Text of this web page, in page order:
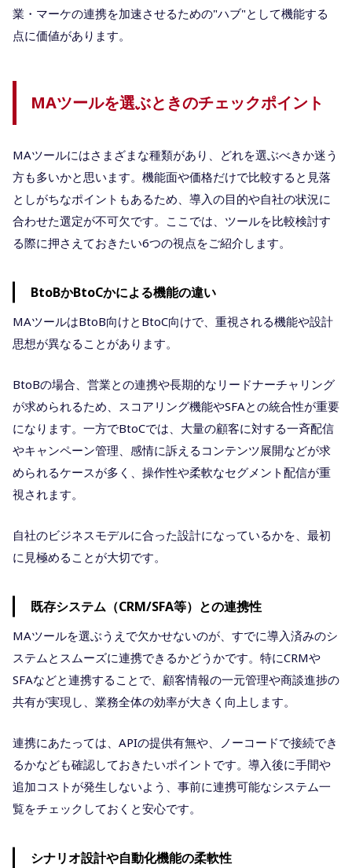
業・マーケの連携を加速させるための"ハブ"として機能する
点に価値があります。
MAツールを選ぶときのチェックポイント
MAツールにはさまざまな種類があり、どれを選ぶべきか迷う
方も多いかと思います。機能面や価格だけで比較すると見落
としがちなポイントもあるため、導入の目的や自社の状況に
合わせた選定が不可欠です。ここでは、ツールを比較検討す
る際に押さえておきたい6つの視点をご紹介します。
BtoBかBtoCかによる機能の違い
MAツールはBtoB向けとBtoC向けで、重視される機能や設計
思想が異なることがあります。
BtoBの場合、営業との連携や長期的なリードナーチャリング
が求められるため、スコアリング機能やSFAとの統合性が重要
になります。一方でBtoCでは、大量の顧客に対する一斉配信
やキャンペーン管理、感情に訴えるコンテンツ展開などが求
められるケースが多く、操作性や柔軟なセグメント配信が重
視されます。
自社のビジネスモデルに合った設計になっているかを、最初
に見極めることが大切です。
既存システム（CRM/SFA等）との連携性
MAツールを選ぶうえで欠かせないのが、すでに導入済みのシ
ステムとスムーズに連携できるかどうかです。特にCRMや
SFAなどと連携することで、顧客情報の一元管理や商談進捗の
共有が実現し、業務全体の効率が大きく向上します。
連携にあたっては、APIの提供有無や、ノーコードで接続でき
るかなども確認しておきたいポイントです。導入後に手間や
追加コストが発生しないよう、事前に連携可能なシステム一
覧をチェックしておくと安心です。
シナリオ設計や自動化機能の柔軟性